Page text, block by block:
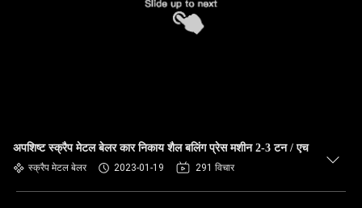
अपशिष्ट स्क्रैप मेटल बेलर कार निकाय शैल बलिंग प्रेस मशीन 2-3 टन / एच
स्क्रैप मेटल बेलर 2023-01-19 291 विचार